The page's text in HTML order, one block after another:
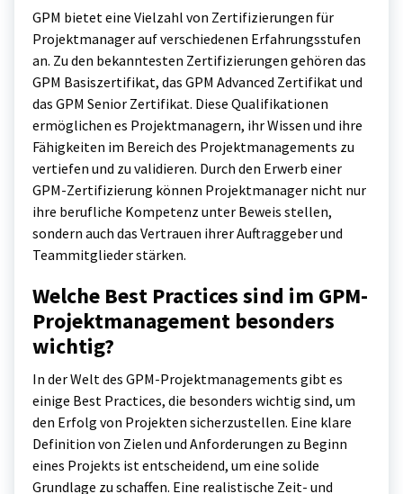
GPM bietet eine Vielzahl von Zertifizierungen für
Projektmanager auf verschiedenen Erfahrungsstufen
an. Zu den bekanntesten Zertifizierungen gehören das
GPM Basiszertifikat, das GPM Advanced Zertifikat und
das GPM Senior Zertifikat. Diese Qualifikationen
ermöglichen es Projektmanagern, ihr Wissen und ihre
Fähigkeiten im Bereich des Projektmanagements zu
vertiefen und zu validieren. Durch den Erwerb einer
GPM-Zertifizierung können Projektmanager nicht nur
ihre berufliche Kompetenz unter Beweis stellen,
sondern auch das Vertrauen ihrer Auftraggeber und
Teammitglieder stärken.
Welche Best Practices sind im GPM-
Projektmanagement besonders
wichtig?
In der Welt des GPM-Projektmanagements gibt es
einige Best Practices, die besonders wichtig sind, um
den Erfolg von Projekten sicherzustellen. Eine klare
Definition von Zielen und Anforderungen zu Beginn
eines Projekts ist entscheidend, um eine solide
Grundlage zu schaffen. Eine realistische Zeit- und